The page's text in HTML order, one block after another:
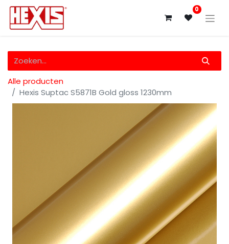
0
Alle producten
Hexis Suptac S5871B Gold gloss 1230mm